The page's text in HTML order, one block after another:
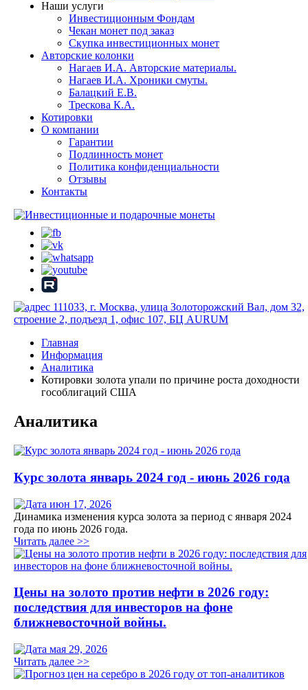
Наши услуги
Инвестиционным Фондам
Чекан монет под заказ
Скупка инвестиционных монет
Авторские колонки
Нагаев И.А. Авторские материалы.
Нагаев И.А. Хроники смуты.
Балацкий Е.В.
Трескова К.А.
Котировки
О компании
Гарантии
Подлинность монет
Политика конфиденциальности
Отзывы
Контакты
111033, г. Москва, улица Золоторожский Вал, дом 32,
строение 2, подъезд 1, офис 107, БЦ AURUM
Главная
Информация
Аналитика
Котировки золота упали по причине роста доходности
гособлигаций США
Аналитика
Курс золота январь 2024 год - июнь 2026 года
июн 17, 2026
Динамика изменения курса золота за период с января 2024
года по июнь 2026 года.
Читать далее >>
Цены на золото против нефти в 2026 году:
последствия для инвесторов на фоне
ближневосточной войны.
мая 29, 2026
Читать далее >>